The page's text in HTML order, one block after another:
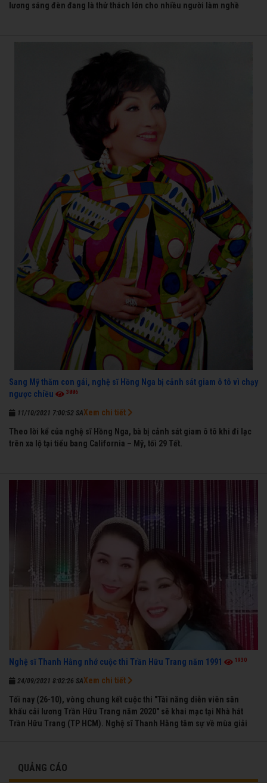
lương sáng đèn đang là thử thách lớn cho nhiều người làm nghề
Sang Mỹ thăm con gái, nghệ sĩ Hồng Nga bị cảnh sát giam ô tô vì chạy
ngược chiều
3886
11/10/2021 7:00:52 SA
Theo lời kể của nghệ sĩ Hồng Nga, bà bị cảnh sát giam ô tô khi đi lạc
trên xa lộ tại tiểu bang California – Mỹ, tối 29 Tết.
Xem chi tiết
Nghệ sĩ Thanh Hằng nhớ cuộc thi Trần Hữu Trang năm 1991 1930
24/09/2021 8:02:26 SA
Tối nay (26-10), vòng chung kết cuộc thi "Tài năng diễn viên sân
khấu cải lương Trần Hữu Trang năm 2020" sẽ khai mạc tại Nhà hát
Trần Hữu Trang (TP HCM). Nghệ sĩ Thanh Hằng tâm sự về mùa giải
Xem chi tiết
QUẢNG CÁO